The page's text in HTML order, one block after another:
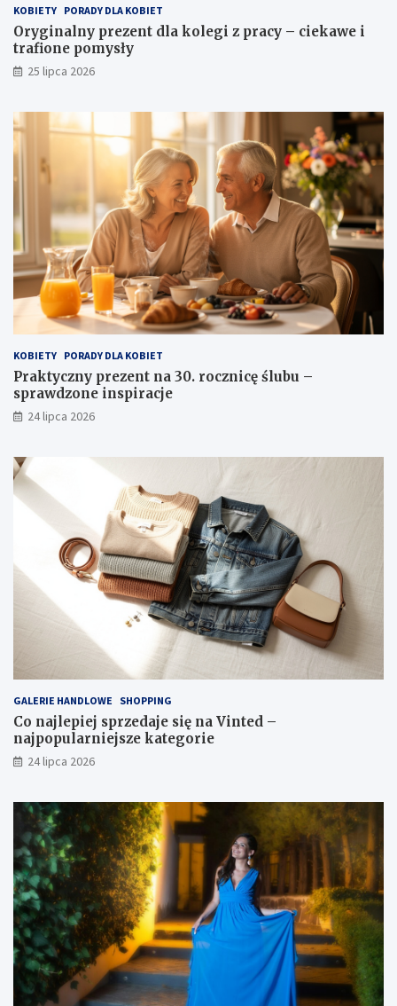
KOBIETY PORADY DLA KOBIET
Oryginalny prezent dla kolegi z pracy – ciekawe i
trafione pomysły
25 lipca 2026
KOBIETY PORADY DLA KOBIET
Praktyczny prezent na 30. rocznicę ślubu –
sprawdzone inspiracje
24 lipca 2026
GALERIE HANDLOWE SHOPPING
Co najlepiej sprzedaje się na Vinted –
najpopularniejsze kategorie
24 lipca 2026